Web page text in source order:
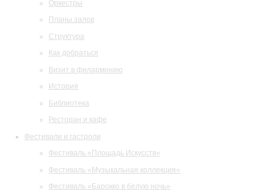
Оркестры
Планы залов
Структура
Как добраться
Визит в филармонию
История
Библиотека
Ресторан и кафе
Фестивали и гастроли
Фестиваль «Площадь Искусств»
Фестиваль «Музыкальная коллекция»
Фестиваль «Барокко в белую ночь»